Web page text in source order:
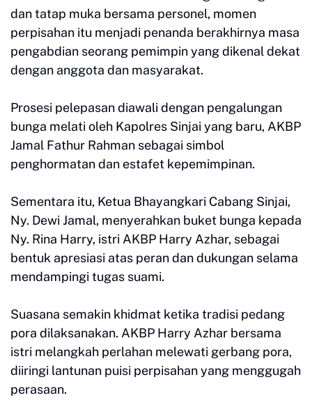
dan tatap muka bersama personel, momen
perpisahan itu menjadi penanda berakhirnya masa
pengabdian seorang pemimpin yang dikenal dekat
dengan anggota dan masyarakat.
Prosesi pelepasan diawali dengan pengalungan
bunga melati oleh Kapolres Sinjai yang baru, AKBP
Jamal Fathur Rahman sebagai simbol
penghormatan dan estafet kepemimpinan.
Sementara itu, Ketua Bhayangkari Cabang Sinjai,
Ny. Dewi Jamal, menyerahkan buket bunga kepada
Ny. Rina Harry, istri AKBP Harry Azhar, sebagai
bentuk apresiasi atas peran dan dukungan selama
mendampingi tugas suami.
Suasana semakin khidmat ketika tradisi pedang
pora dilaksanakan. AKBP Harry Azhar bersama
istri melangkah perlahan melewati gerbang pora,
diiringi lantunan puisi perpisahan yang menggugah
perasaan.